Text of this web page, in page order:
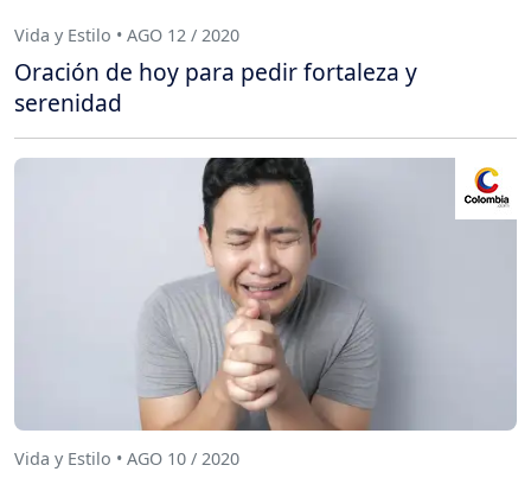
Vida y Estilo • AGO 12 / 2020
Oración de hoy para pedir fortaleza y
serenidad
Vida y Estilo • AGO 10 / 2020